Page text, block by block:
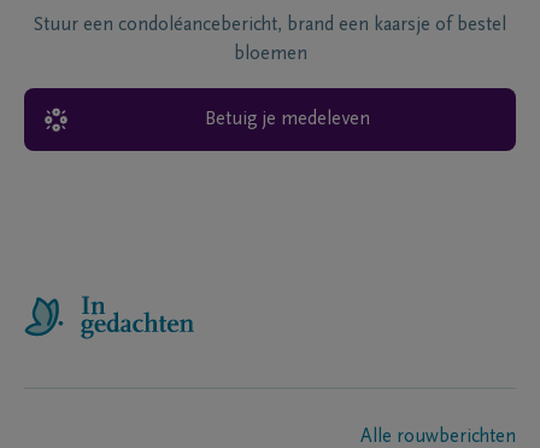
Stuur een condoléancebericht, brand een kaarsje of bestel
bloemen
Betuig je medeleven
Alle rouwberichten